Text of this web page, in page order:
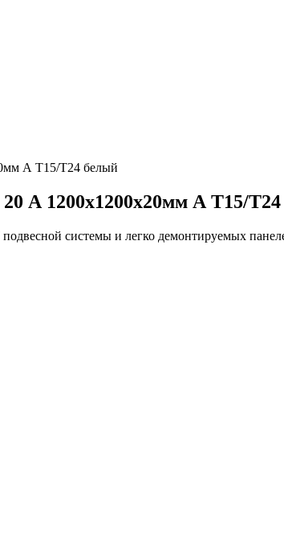
А Т15/Т24 белый
А 1200х1200х20мм А Т15/
системы и легко демонтируемых